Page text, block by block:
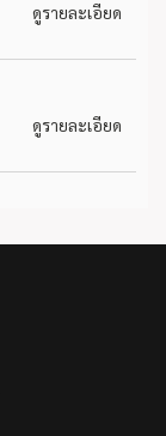
ดูรายละเอียด
ดูรายละเอียด